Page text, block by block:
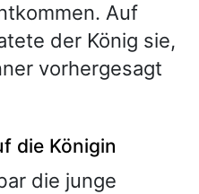
Auf
der König sie,
vorhergesagt
die Königin
die junge